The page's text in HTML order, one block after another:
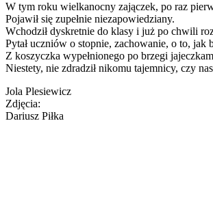
W tym roku wielkanocny zajączek, po raz
Pojawił się zupełnie niezapowiedziany.
Wchodził dyskretnie do klasy i już po chwili
Pytał uczniów o stopnie, zachowanie, o to, jak
Z koszyczka wypełnionego po brzegi
Niestety, nie zdradził nikomu tajemnicy, czy
Jola Plesiewicz
Zdjęcia:
Dariusz Piłka